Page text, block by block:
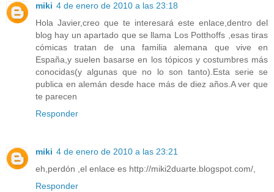
miki 4 de enero de 2010 a las 23:18
Hola Javier,creo que te interesará este enlace,dentro del
blog hay un apartado que se llama Los Potthoffs ,esas tiras
cómicas tratan de una familia alemana que vive en
España,y suelen basarse en los tópicos y costumbres más
conocidas(y algunas que no lo son tanto).Esta serie se
publica en alemán desde hace más de diez años.A ver que
te parecen
Responder
miki 4 de enero de 2010 a las 23:21
eh,perdón ,el enlace es http://miki2duarte.blogspot.com/,
Responder